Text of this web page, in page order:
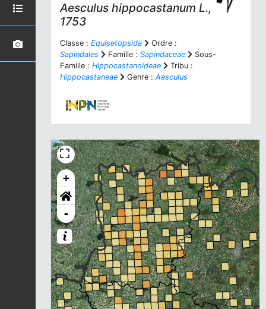
Aesculus hippocastanum L.,
1753
Classe : Equisetopsida
Ordre :
Sapindales
Famille : Sapindaceae
Sous-
Famille : Hippocastanoideae
Tribu :
Hippocastaneae
Genre : Aesculus
+
-